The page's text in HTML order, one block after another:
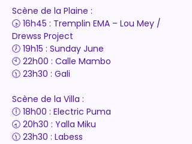
Scène de la Plaine :
🕟 16h45 : Tremplin EMA – Lou Mey /
Drewss Project
🕖 19h15 : Sunday June
🕙 22h00 : Calle Mambo
🕦 23h30 : Gali
Scène de la Villa :
🕕 18h00 : Electric Puma
🕣 20h30 : Yalla Miku
🕦 23h30 : Labess